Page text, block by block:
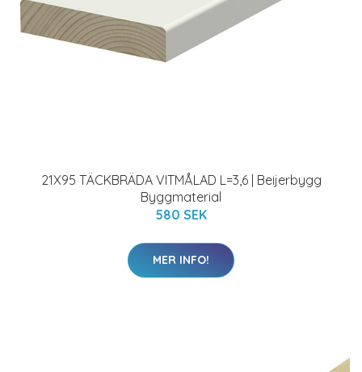
21X95 TÄCKBRÄDA VITMÅLAD L=3,6 | Beijerbygg
Byggmaterial
580 SEK
MER INFO!